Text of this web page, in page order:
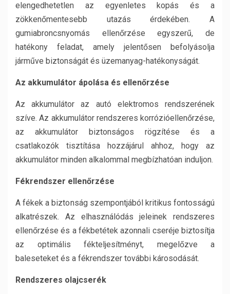
elengedhetetlen az egyenletes kopás és a
zökkenőmentesebb utazás érdekében. A
gumiabroncsnyomás ellenőrzése egyszerű, de
hatékony feladat, amely jelentősen befolyásolja
járműve biztonságát és üzemanyag-hatékonyságát.
Az akkumulátor ápolása és ellenőrzése
Az akkumulátor az autó elektromos rendszerének
szíve. Az akkumulátor rendszeres korrózióellenőrzése,
az akkumulátor biztonságos rögzítése és a
csatlakozók tisztítása hozzájárul ahhoz, hogy az
akkumulátor minden alkalommal megbízhatóan induljon.
Fékrendszer ellenőrzése
A fékek a biztonság szempontjából kritikus fontosságú
alkatrészek. Az elhasználódás jeleinek rendszeres
ellenőrzése és a fékbetétek azonnali cseréje biztosítja
az optimális fékteljesítményt, megelőzve a
baleseteket és a fékrendszer további károsodását.
Rendszeres olajcserék